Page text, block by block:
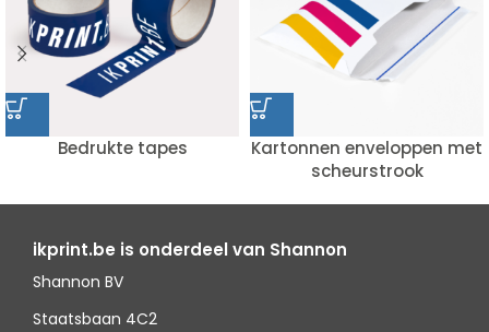
Bedrukte tapes
Kartonnen enveloppen met
scheurstrook
ikprint.be is onderdeel van Shannon
Shannon BV
Staatsbaan 4C2